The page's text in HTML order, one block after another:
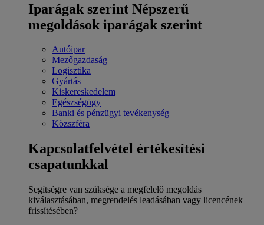
Iparágak szerint Népszerű
megoldások iparágak szerint
Autóipar
Mezőgazdaság
Logisztika
Gyártás
Kiskereskedelem
Egészségügy
Banki és pénzügyi tevékenység
Közszféra
Kapcsolatfelvétel értékesítési
csapatunkkal
Segítségre van szüksége a megfelelő megoldás
kiválasztásában, megrendelés leadásában vagy licencének
frissítésében?